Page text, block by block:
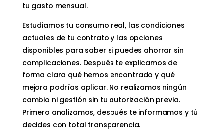
tu gasto mensual.
Estudiamos tu consumo real, las condiciones
actuales de tu contrato y las opciones
disponibles para saber si puedes ahorrar sin
complicaciones. Después te explicamos de
forma clara qué hemos encontrado y qué
mejora podrías aplicar. No realizamos ningún
cambio ni gestión sin tu autorización previa.
Primero analizamos, después te informamos y tú
decides con total transparencia.